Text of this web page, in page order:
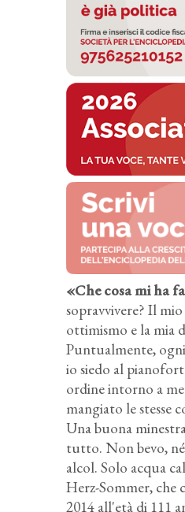
«Che cosa mi ha
sopravvivere? Il
ottimismo e la mia
Puntualmente,
io siedo al
ordine intorno a
mangiato le stesse
Una buona
tutto. Non bevo,
alcol. Solo acqua
Herz-Sommer, che
2014 all'età di 111